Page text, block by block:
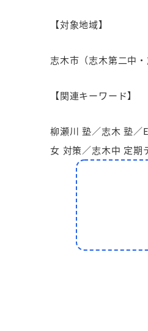
【対象地域】
志木市（志木第二中
【関連キーワード】
柳瀬川 塾／志木 塾／
女 対策／志木中 定期